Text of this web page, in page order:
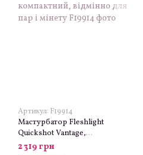
Артикул: F19914
Мастурбатор Fleshlight
Quickshot Vantage,
компактний, відмінно для пар
2 319 грн